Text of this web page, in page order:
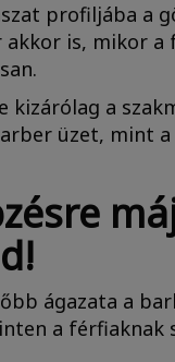
profiljába a
akkor is, mikor
kizárólag a
üzet, mint
ágazata a
a férfiaknak